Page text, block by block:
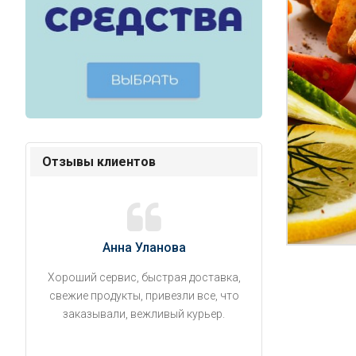
Отзывы клиентов
Анна Уланова
Хороший сервис, быстрая доставка,
свежие продукты, привезли все, что
заказывали, вежливый курьер.
время. Занесли на 5